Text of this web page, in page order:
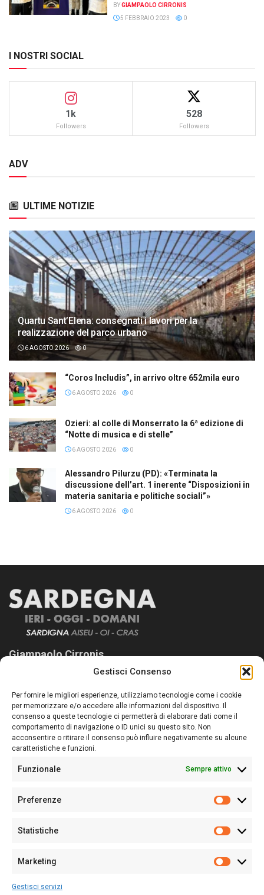
Gestisci Consenso
Per fornire le migliori esperienze, utilizziamo tecnologie come i cookie
per memorizzare e/o accedere alle informazioni del dispositivo. Il
consenso a queste tecnologie ci permetterà di elaborare dati come il
comportamento di navigazione o ID unici su questo sito. Non
acconsentire o ritirare il consenso può influire negativamente su alcune
caratteristiche e funzioni.
Funzionale Sempre attivo
Preferenze
Statistiche
Marketing
Gestisci servizi
BYGIAMPAOLO CIRRONIS
5 FEBBRAIO 2023
0
I NOSTRI SOCIAL
1k
Followers
528
Followers
ADV
ULTIME NOTIZIE
Quartu Sant’Elena: consegnati i lavori per la
realizzazione del parco urbano
6 AGOSTO 2026 0
“Coros Includis”, in arrivo oltre 652mila euro
6 AGOSTO 2026 0
Ozieri: al colle di Monserrato la 6ª edizione di
“Notte di musica e di stelle”
6 AGOSTO 2026 0
Alessandro Pilurzu (PD): «Terminata la
discussione dell’art. 1 inerente “Disposizioni in
materia sanitaria e politiche sociali”»
6 AGOSTO 2026 0
Giampaolo Cirronis
Sardegna Ieri-Oggi-Domani nasce per informare “liberamente” i
lettori su quanto accade in Sardegna, con un occhio rivolto al
nostro passato e, soprattutto, al nostro futuro
Follow Us
Sede:Via Cristoforo Colombo 09013 Carbonia
Partita IVA02270380922
128/2020 del 10/02/2020
Per la Pubblicità: